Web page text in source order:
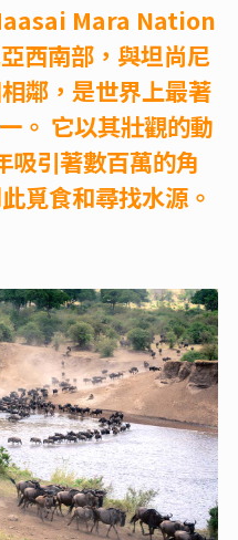
Mara Nation
西南部，與坦尚尼
鄰，是世界上最著
。 它以其壯觀的動
吸引著數百萬的角
覓食和尋找水源。